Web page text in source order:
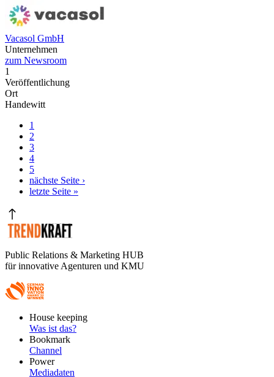
Vacasol GmbH
Unternehmen
zum Newsroom
1
Veröffentlichung
Ort
Handewitt
Seitennummerierung
Aktuelle
Seite
1
Seite
2
Seite
3
Seite
4
Seite
5
Nächste
Seite
nächste Seite ›
Letzte
letzte Seite »
Public Relations & Marketing HUB
für innovative Agenturen und KMU
FooterHouse keeping
Was ist das?
Bookmark
Channel
Power
Mediadaten